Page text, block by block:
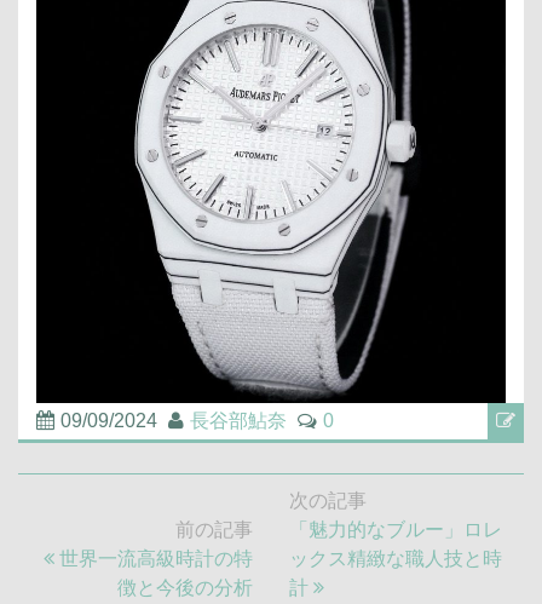
09/09/2024 長谷部鮎奈 0
前の記事
前世界一流高級時計の特
徴と今後の分析
次の記事
次
の
記
「魅力的なブルー」ロレ
ックス精緻な職人技と時
計